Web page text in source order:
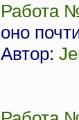
Работа
оно
Автор: